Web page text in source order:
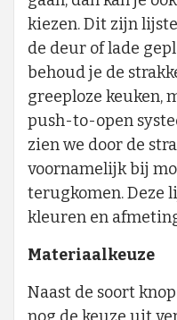
kiezen. Dit zijn
de deur of lade
behoud je de
greeploze keuken,
push-to-open
zien we door de
voornamelijk bij
terugkomen. Deze
kleuren en
Materiaalkeuze
Naast de soort